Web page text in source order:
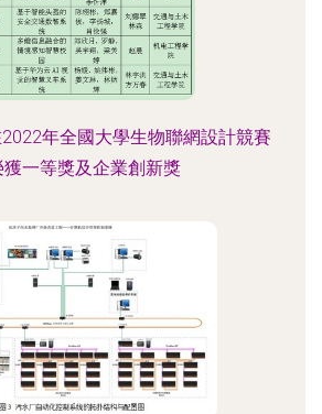
年全國大學生物聯網設計競賽
獲一等獎及企業創新獎